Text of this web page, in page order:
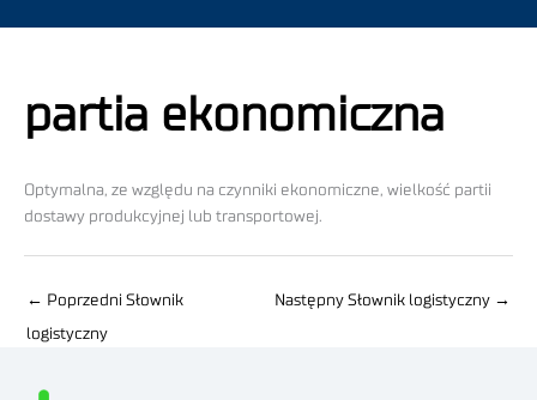
partia ekonomiczna
Optymalna, ze względu na czynniki ekonomiczne, wielkość partii
dostawy produkcyjnej lub transportowej.
← Poprzedni Słownik
logistyczny
Następny Słownik logistyczny →